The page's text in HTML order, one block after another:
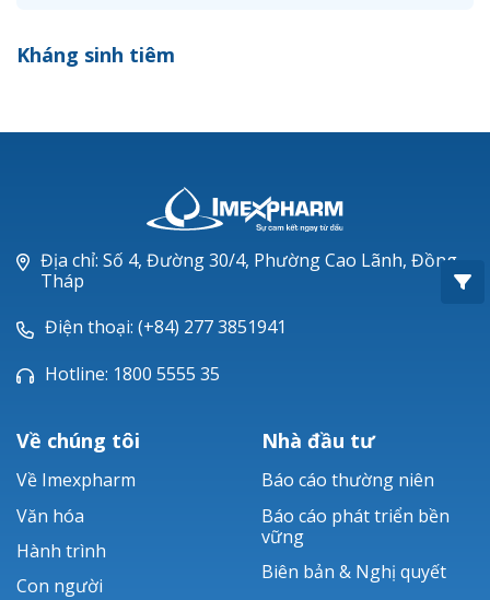
Ceftizoxim®
Piperacillin
Ticarlinat®
Zobacta®
Bacsulfo®
Kháng sinh tiêm
Địa chỉ: Số 4, Đường 30/4, Phường Cao Lãnh, Đồng
Tháp
Điện thoại: (+84) 277 3851941
Hotline: 1800 5555 35
Về chúng tôi
Về Imexpharm
Văn hóa
Hành trình
Con người
Nhà đầu tư
Báo cáo thường niên
Báo cáo phát triển bền
vững
Biên bản & Nghị quyết